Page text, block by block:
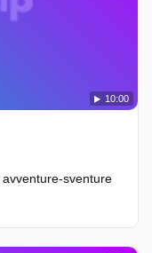
10:00
sventure